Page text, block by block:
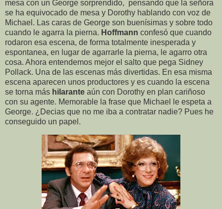
mesa con un George sorprendido, pensando que la señora
se ha equivocado de mesa y Dorothy hablando con voz de
Michael. Las caras de George son buenísimas y sobre todo
cuando le agarra la pierna. Hoffmann confesó que cuando
rodaron esa escena, de forma totalmente inesperada y
espontanea, en lugar de agarrarle la pierna, le agarro otra
cosa. Ahora entendemos mejor el salto que pega Sidney
Pollack. Una de las escenas más divertidas. En esa misma
escena aparecen unos productores y es cuando la escena
se torna más hilarante aún con Dorothy en plan cariñoso
con su agente. Memorable la frase que Michael le espeta a
George. ¿Decias que no me iba a contratar nadie? Pues he
conseguido un papel.